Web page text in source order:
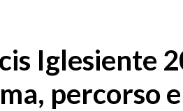
Iglesiente
percorso